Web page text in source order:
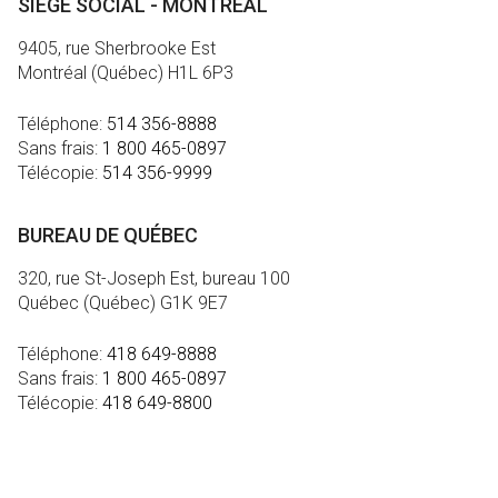
SIÈGE SOCIAL - MONTRÉAL
9405, rue Sherbrooke Est
Montréal (Québec) H1L 6P3
Téléphone: 514 356-8888
Sans frais: 1 800 465-0897
Télécopie: 514 356-9999
BUREAU DE QUÉBEC
320, rue St-Joseph Est, bureau 100
Québec (Québec) G1K 9E7
Téléphone: 418 649-8888
Sans frais: 1 800 465-0897
Télécopie: 418 649-8800